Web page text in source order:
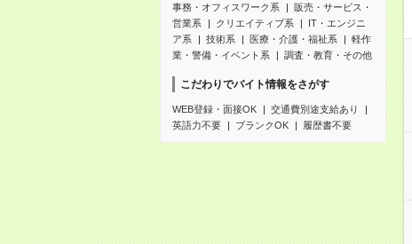
事務・オフィスワーク系
販売・サービス・
営業系
クリエイティブ系
IT・エンジニ
ア系
技術系 医療・介護・福祉系
軽作
業・警備・イベント系
調査・教育・その他
こだわりでバイト情報をさがす
WEB登録・面接OK
交通費別途支給あり
英語力不要
ブランクOK 履歴書不要